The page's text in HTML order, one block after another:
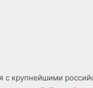
крупнейшими